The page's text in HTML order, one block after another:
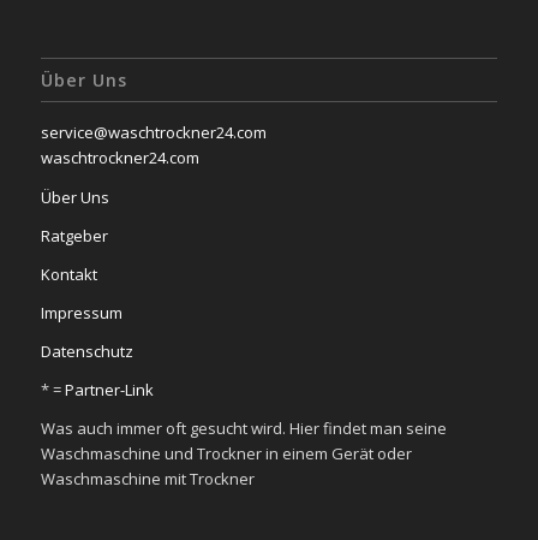
Über Uns
service@waschtrockner24.com
waschtrockner24.com
Über Uns
Ratgeber
Kontakt
Impressum
Datenschutz
* =Partner-Link
Was auch immer oft gesucht wird. Hier findet man seine
Waschmaschine und Trockner in einem Gerät oder
Waschmaschine mit Trockner